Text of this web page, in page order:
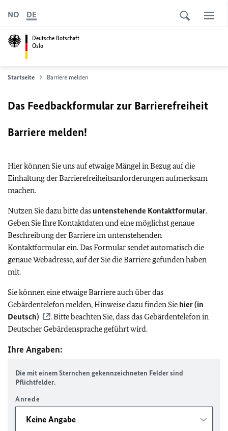
Deutsche Botschaft
Oslo
NO DE
Startseite Barriere melden
Das Feedbackformular zur Barrierefreiheit
Barriere melden!
Hier können Sie uns auf etwaige Mängel in Bezug auf die
Einhaltung der Barrierefreiheitsanforderungen aufmerksam
machen.
Nutzen Sie dazu bitte das untenstehende Kontaktformular.
Geben Sie Ihre Kontaktdaten und eine möglichst genaue
Beschreibung der Barriere im untenstehenden
Kontaktformular ein. Das Formular sendet automatisch die
genaue Webadresse, auf der Sie die Barriere gefunden haben
mit.
Sie können eine etwaige Barriere auch über das
Gebärdentelefon melden, Hinweise dazu finden Sie hier (in
Deutsch)
. Bitte beachten Sie, dass das Gebärdentelefon in
Deutscher Gebärdensprache geführt wird.
Ihre Angaben:
Die mit einem Sternchen gekennzeichneten Felder sind
Pflichtfelder.
Anrede